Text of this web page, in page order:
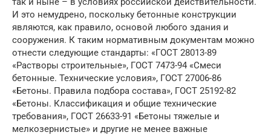
И это немудрено, поскольку бетонные конструкции
являются, как правило, основой любого здания и
сооружения. К таким нормативным документам можно
отнести следующие стандарты: «ГОСТ 28013-89
«Растворы строительные», ГОСТ 7473-94 «Смеси
бетонные. Технические условия», ГОСТ 27006-86
«Бетоны. Правила подбора состава», ГОСТ 25192-82
«Бетоны. Классификация и общие технические
требования», ГОСТ 26633-91 «Бетоны тяжелые и
мелкозернистые» и другие не менее важные